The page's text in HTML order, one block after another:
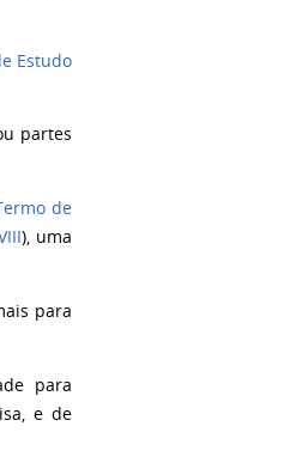
Estudo
partes
de
), uma
para
para
e de